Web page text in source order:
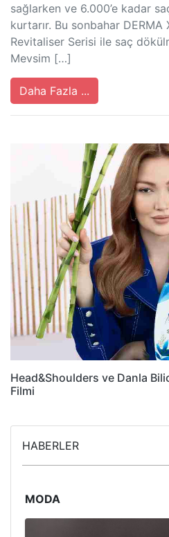
sağlarken ve 6.000’e kadar
kurtarır. Bu sonbahar DERMA
Revitaliser Serisi ile saç
Mevsim […]
Daha Fazla ...
Head&Shoulders ve Danla
Filmi
HABERLER
MODA